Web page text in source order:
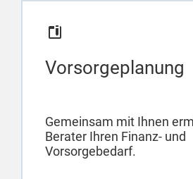
Vorsorgeplanung
Gemeinsam mit Ihnen
Berater Ihren Finanz- und
Vorsorgebedarf.